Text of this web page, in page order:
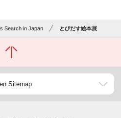
Search in Japan とびだす絵本展
Sitemap